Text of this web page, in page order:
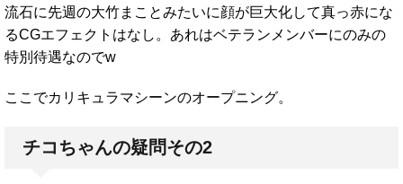
流石に先週の大竹まことみたいに顔が巨大化して真っ赤にな
るCGエフェクトはなし。あれはベテランメンバーにのみの
特別待遇なのでw
ここでカリキュラマシーンのオープニング。
チコちゃんの疑問その2